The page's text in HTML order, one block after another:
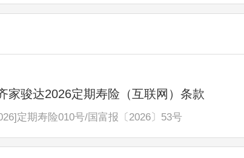
家骏达2026定期寿险（互联网）条款
定期寿险010号/国富报〔2026〕53号